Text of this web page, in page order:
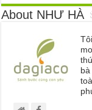
About NHƯ HÀ